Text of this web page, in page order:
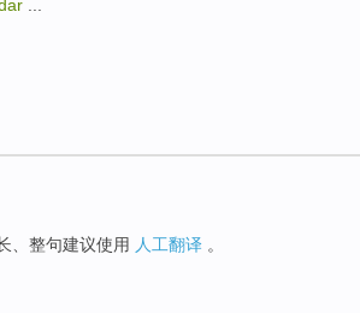
、整句建议使用 人工翻译 。